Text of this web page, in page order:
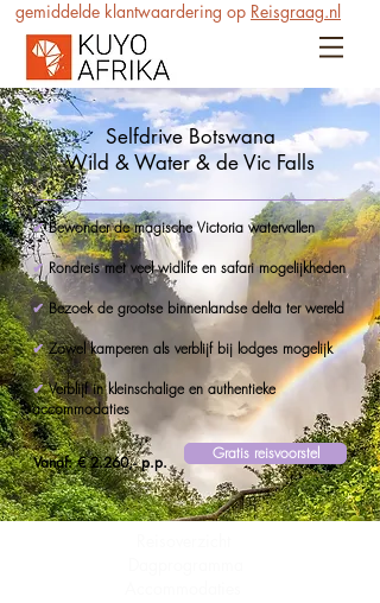
gemiddelde klantwaardering op Reisgraag.nl
Selfdrive Botswana
Wild & Water & de Vic Falls
✔ Bewonder de magische Victoria watervallen
✔ Rondreis met veel widlife en safari mogelijkheden
✔ Bezoek de grootse binnenlandse delta ter wereld
✔Zowel kamperen als verblijf bij lodges mogelijk
✔ Verblijf in kleinschalige en authentieke
accommodaties
Vanaf: € 2.260,- p.p. Gratis reisvoorstel